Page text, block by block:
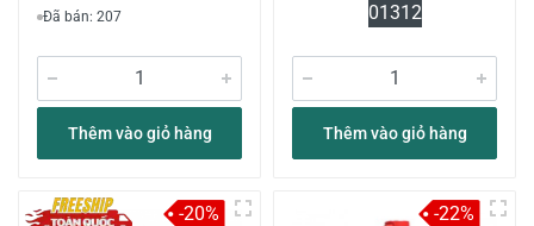
Đã bán: 207
Thêm vào giỏ hàng
01312
Thêm vào giỏ hàng
-20% -22%